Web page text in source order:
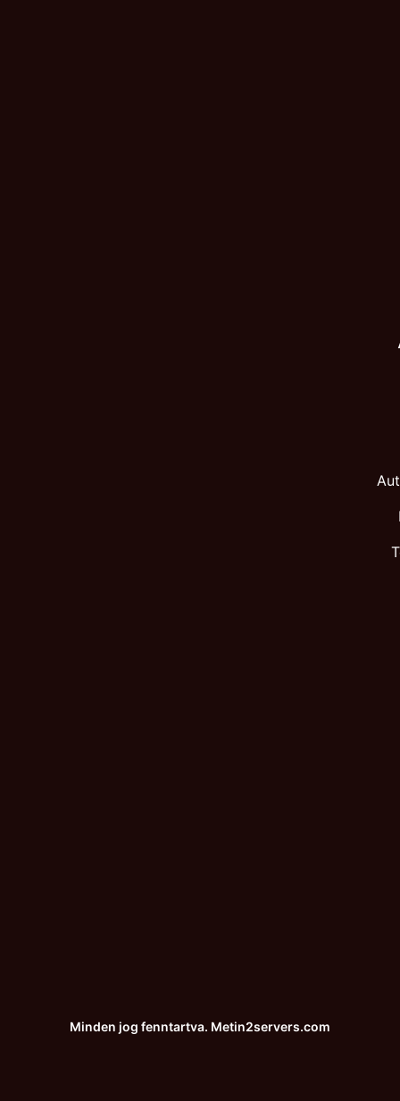
Minden jog fenntartva. Metin2servers.com